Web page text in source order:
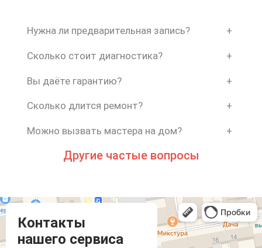
Нужна ли предварительная запись? +
Сколько стоит диагностика? +
Вы даёте гарантию? +
Сколько длится ремонт? +
Можно вызвать мастера на дом? +
Другие частые вопросы
Контакты
нашего сервиса
Компмастер
Тамбов
Носовская улица, 1